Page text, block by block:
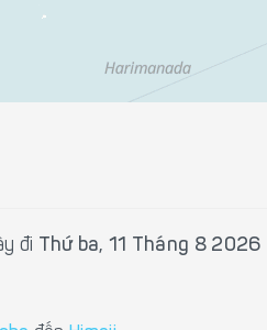
đi Thứ ba, 11 Tháng 8 2026